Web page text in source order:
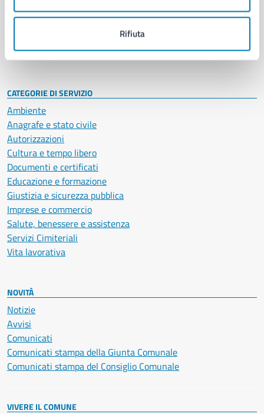
Rifiuta
Politici
Intranet, posta aziendale e protocollo
CATEGORIE DI SERVIZIO
Ambiente
Anagrafe e stato civile
Autorizzazioni
Cultura e tempo libero
Documenti e certificati
Educazione e formazione
Giustizia e sicurezza pubblica
Imprese e commercio
Salute, benessere e assistenza
Servizi Cimiteriali
Vita lavorativa
NOVITÀ
Notizie
Avvisi
Comunicati
Comunicati stampa della Giunta Comunale
Comunicati stampa del Consiglio Comunale
VIVERE IL COMUNE